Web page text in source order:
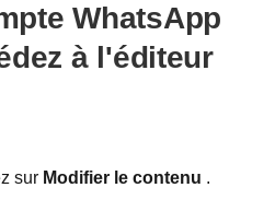
WhatsApp
à l'éditeur
sur Modifier le contenu .